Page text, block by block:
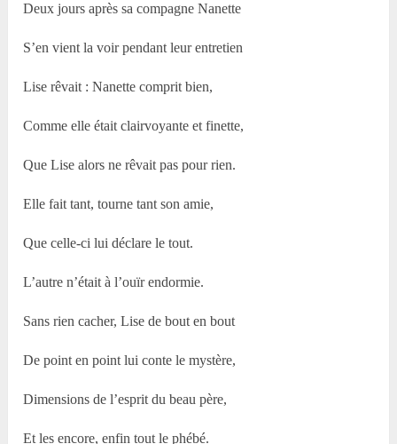
Deux jours après sa compagne Nanette
S’en vient la voir pendant leur entretien
Lise rêvait : Nanette comprit bien,
Comme elle était clairvoyante et finette,
Que Lise alors ne rêvait pas pour rien.
Elle fait tant, tourne tant son amie,
Que celle-ci lui déclare le tout.
L’autre n’était à l’ouïr endormie.
Sans rien cacher, Lise de bout en bout
De point en point lui conte le mystère,
Dimensions de l’esprit du beau père,
Et les encore, enfin tout le phébé.